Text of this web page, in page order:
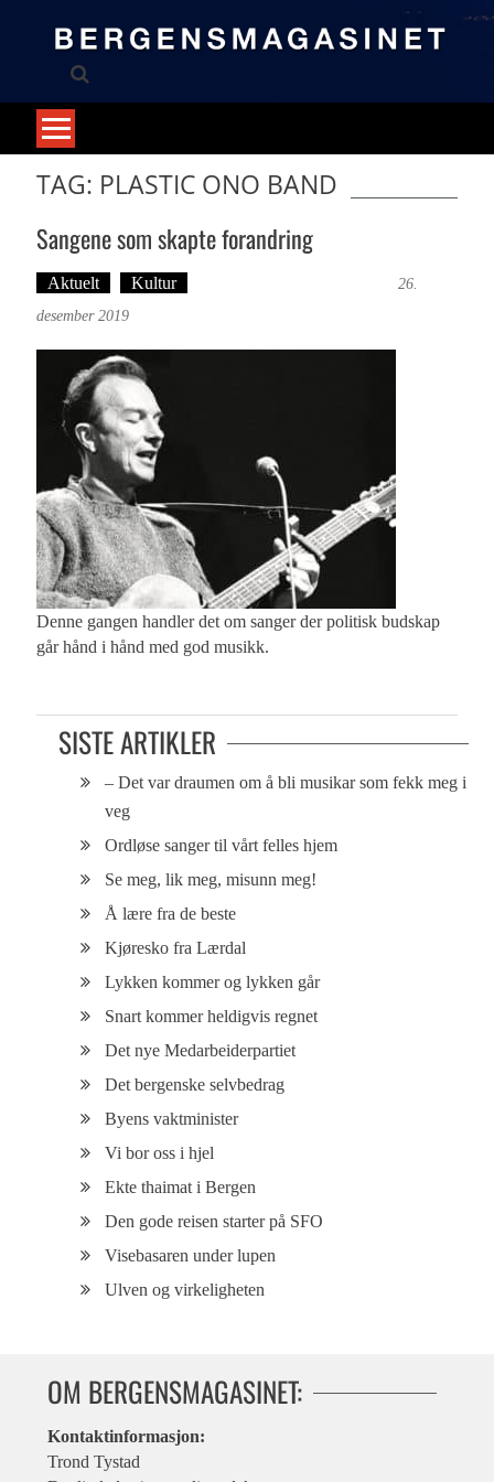
TAG: PLASTIC ONO BAND
Sangene som skapte forandring
Aktuelt Kultur
26.
desember 2019
Denne gangen handler det om sanger der politisk budskap
går hånd i hånd med god musikk.
SISTE ARTIKLER
– Det var draumen om å bli musikar som fekk meg i
veg
Ordløse sanger til vårt felles hjem
Se meg, lik meg, misunn meg!
Å lære fra de beste
Kjøresko fra Lærdal
Lykken kommer og lykken går
Snart kommer heldigvis regnet
Det nye Medarbeiderpartiet
Det bergenske selvbedrag
Byens vaktminister
Vi bor oss i hjel
Ekte thaimat i Bergen
Den gode reisen starter på SFO
Visebasaren under lupen
Ulven og virkeligheten
OM BERGENSMAGASINET:
Kontaktinformasjon:
Trond Tystad